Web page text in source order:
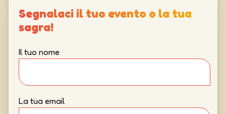
Segnalaci il tuo evento o la tua
sagra!
Il tuo nome
La tua email